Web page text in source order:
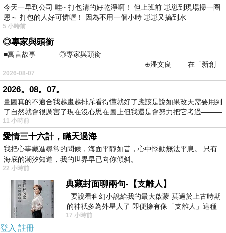
今天一早到公司 哇~ 打包清的好乾淨啊！ 但上班前 崽崽到現場掃一圈
恩～ 打包的人好可憐喔！ 因為不用一個小時 崽崽又搞到水
5 小時前
◎專家與頭銜
■寓言故事 ◎專家與頭銜
⊕潘文良 在「新創
之谷」裡——
2026-08-07
2026。08。07。
畫圖真的不適合我越畫越排斥看得懂就好了應該是說如果改天需要用到
了自然就會很厲害了現在沒心思在圖上但我還是會努力把它考過———
11 小時前
愛情三十六計，瞞天過海
我把心事藏進尋常的問候，海面平靜如昔，心中悸動無法平息。 只有
海底的潮汐知道，我的世界早已向你傾斜。
22 小時前
典藏封面聊兩句-【支離人】
要說看科幻小說給我的最大啟蒙 莫過於上古時期
的神祇多為外星人了 即便擁有像「支離人」這種
驚世駭俗的神通法門 也未必讀
17 小時前
登入 註冊